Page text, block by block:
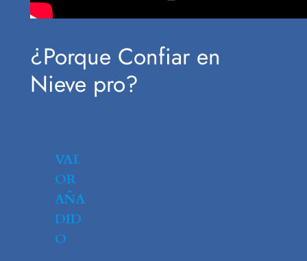
¿Porque Confiar en
Nieve pro?
VAL
OR
AÑA
DID
O